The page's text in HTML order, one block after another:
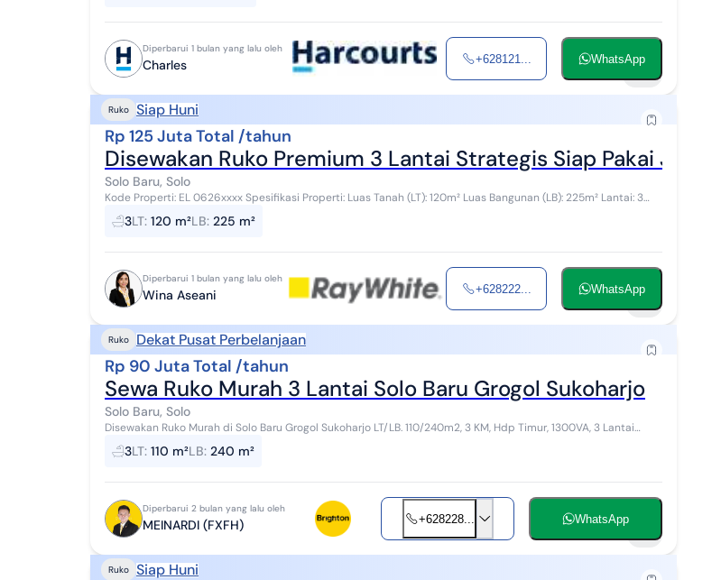
Diperbarui 1 bulan yang lalu oleh
Charles +628121... WhatsApp
Ruko Siap Huni
Rp 125 Juta Total /tahun
Disewakan Ruko Premium 3 Lantai Strategis Siap Pakai
Solo Baru, Solo
Kode Properti: EL 0626xxxx Spesifikasi Properti: Luas Tanah (LT): 120m² Luas Bangunan (LB): 225m² Lantai: 3
3LT: 120 m²LB: 225 m²
Diperbarui 1 bulan yang lalu oleh
Wina Aseani +628222... WhatsApp
Ruko Dekat Pusat Perbelanjaan
Rp 90 Juta Total /tahun
Sewa Ruko Murah 3 Lantai Solo Baru Grogol Sukoharjo
Solo Baru, Solo
Disewakan Ruko Murah di Solo Baru Grogol Sukoharjo LT/LB. 110/240m2, 3 KM, Hdp Timur, 1300VA, 3 Lantai
Lokasi bagus dan strategis Akses jalan raya...
3LT: 110 m²LB: 240 m²
Diperbarui 2 bulan yang lalu oleh
MEINARDI (FXFH) +628228... WhatsApp
Ruko Siap Huni